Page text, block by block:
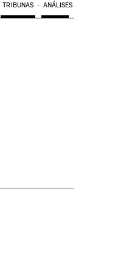
TRIBUNAS ANÁLISES